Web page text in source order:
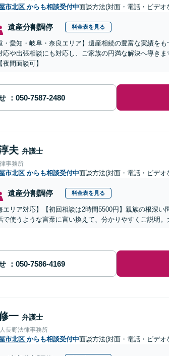
市北区 からも相談受付中面談方法(対面・電話・ビデオ
遺産分割調停 料金表を見る
・愛知・岐阜・奈良エリア】遺産相続の豊富な実績を
応や出張相談にも対応し、ご家族の円満な解決へ導き
夜間面談可】
夫 弁護士
事務所
市北区 からも相談受付中面談方法(対面・電話・ビデオ
遺産分割調停 料金表を見る
エリア対応】【初回相談は2時間5500円】親族の根深
で使うような言葉に言い換えて、分かりやすくご説明
一 弁護士
長野法律事務所
市北区 からも相談受付中面談方法(対面・電話・ビデオ